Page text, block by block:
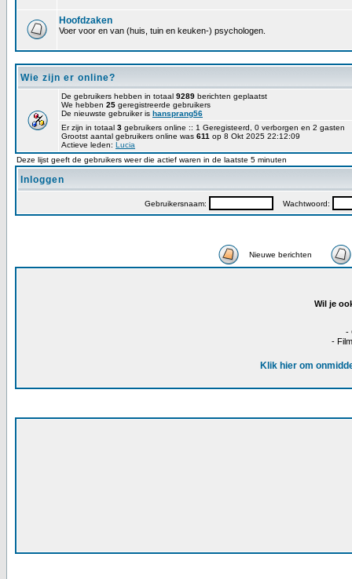
Hoofdzaken
Voer voor en van (huis, tuin en keuken-) psychologen.
Wie zijn er online?
De gebruikers hebben in totaal 9289 berichten geplaatst
We hebben 25 geregistreerde gebruikers
De nieuwste gebruiker is hansprang56
Er zijn in totaal 3 gebruikers online :: 1 Geregisteerd, 0 verborgen en 2
Grootst aantal gebruikers online was 611 op 8 Okt 2025 22:12:09
Actieve leden: Lucia
Deze lijst geeft de gebruikers weer die actief waren in de laatste 5 minuten
Inloggen
Gebruikersnaam: Wachtwoord:
Nieuwe berichten
Wil je
-
-
Klik hier om